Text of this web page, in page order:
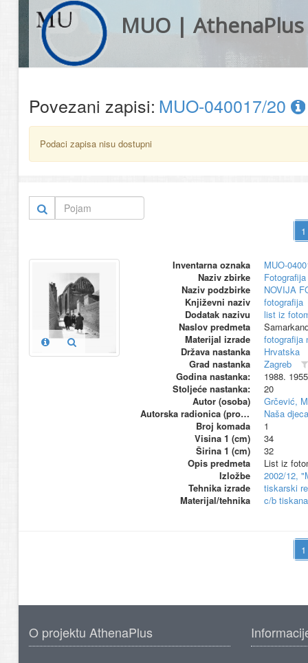
MUO | AthenaPlus
Povezani zapisi: MUO-040017/20
Podaci zapisa nisu dostupni
Inventarna oznaka
MUO-
Naziv zbirke
Naziv podzbirke
NOVIJA
Književni naziv
fotografija
Dodatak nazivu
list iz
Naslov predmeta
Materijal izrade
fotografija
Država nastanka
Hrvatska
Grad nastanka
Zagreb
Godina nastanka:
1988.
Stoljeće nastanka:
20
Autor (osoba)
Grčević,
Autorska radionica (proizvođač)
Naša
Broj komada
1
Visina 1 (cm)
34
Širina 1 (cm)
32
Opis predmeta
List iz
Izložbe
2002/12,
Tehnika izrade
tiskarski
Materijal/tehnika
c/b
O projektu AthenaPlus